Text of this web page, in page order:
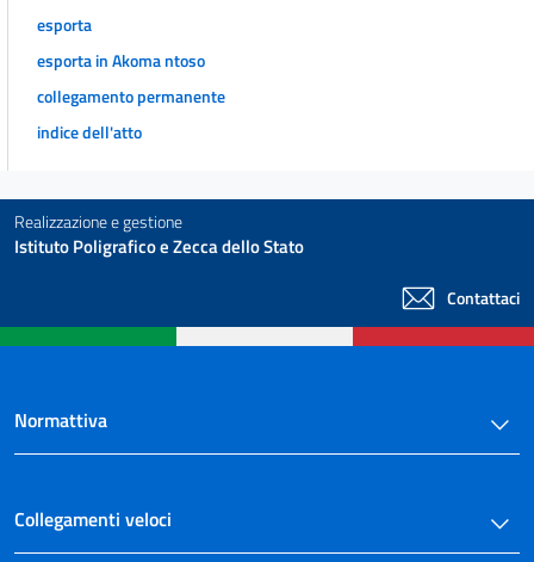
esporta
esporta in Akoma ntoso
collegamento permanente
indice dell'atto
Realizzazione e gestione
Istituto Poligrafico e Zecca dello Stato
Contattaci
Normattiva
Collegamenti veloci